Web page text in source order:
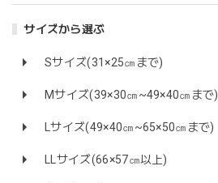
サイズから選ぶ
Sサイズ(31×25㎝まで)
Mサイズ(39×30㎝~49×40㎝まで)
Lサイズ(49×40㎝~65×50㎝まで)
LLサイズ(66×57㎝以上)